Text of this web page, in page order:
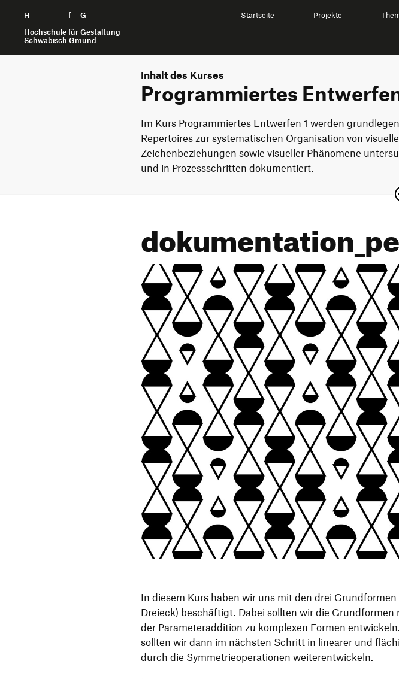
H f
G
Hochschule für Gestaltung
Schwäbisch Gmünd
Zum Seiteninhalt springen Startseite Projekte
Inhalt des Kurses
Programmiertes
Im Kurs Programmiertes Entwerfen 1 werden
Repertoires zur systematischen Organisation von
Zeichenbeziehungen sowie visueller Phänomene
und in Prozessschritten dokumentiert.
In diesem Kurs haben wir uns mit den drei Grundformen
Dreieck) beschäftigt. Dabei sollten wir die Grundformen
der Parameteraddition zu komplexen Formen
sollten wir dann im nächsten Schritt in linearer und
durch die Symmetrieoperationen weiterentwickeln.